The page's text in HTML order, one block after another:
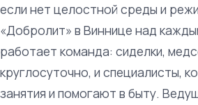
если нет целостной среды и
«Добролит» в Виннице над
работает команда: сиделки,
круглосуточно, и специалисты,
занятия и помогают в быту.